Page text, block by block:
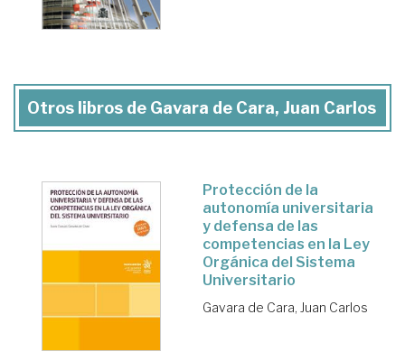
Otros libros de Gavara de Cara, Juan Carlos
Protección de la
autonomía universitaria
y defensa de las
competencias en la Ley
Orgánica del Sistema
Universitario
Gavara de Cara, Juan Carlos